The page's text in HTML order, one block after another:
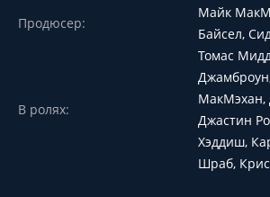
Продюсер:
Майк
Байсел,
В ролях:
Томас
МакМэхан,
Джастин
Хэддиш,
Шраб,